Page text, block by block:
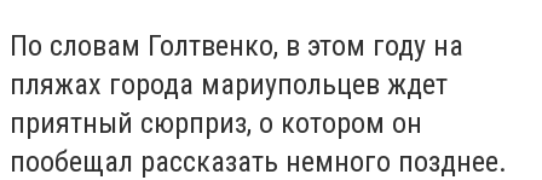
По словам Голтвенко, в этом году на
пляжах города мариупольцев ждет
приятный сюрприз, о котором он
пообещал рассказать немного позднее.